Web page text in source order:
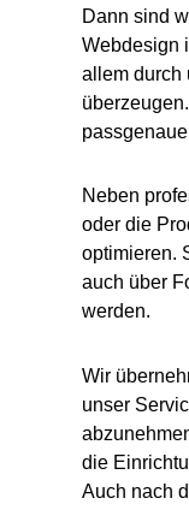
Dann sind
Webdesign
allem durch
Neben
oder die
optimieren.
auch über
werden.
Wir
unser
die
Auch nach